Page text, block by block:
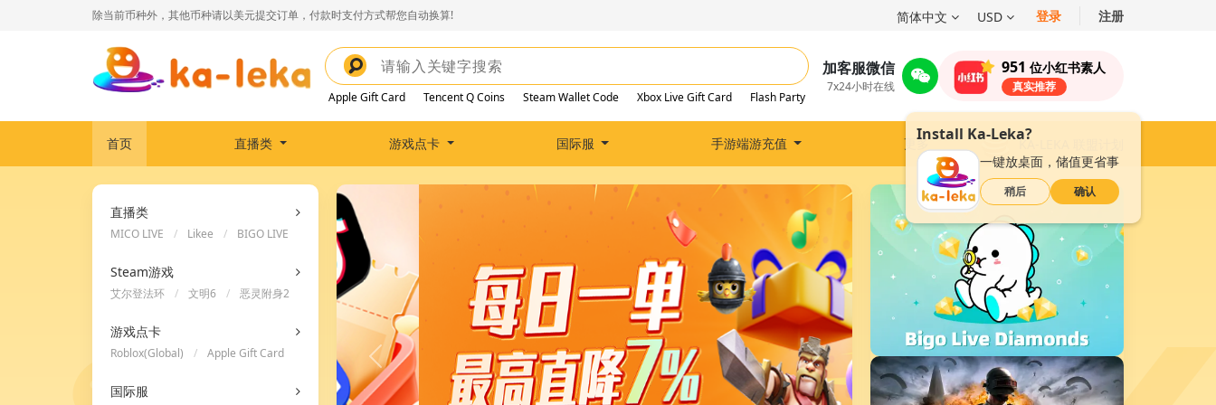
除当前币种外，其他币种请以美元提交订单，付款时支付方式帮您自动换算! 简体中文 USD 登录 注册
Apple Gift Card Tencent Q Coins Steam Wallet Code Xbox Live Gift Card Flash Party
加客服微信
7x24小时在线
Install Ka-Leka?
一键放桌面，储值更省事
稍后 确认
951 位小红书素人
真实推荐
首页 直播类 游戏点卡 国际服 手游端游充值 更多 KA-LEKA 联盟计划
直播类
MICO LIVE / Likee / BIGO LIVE
Steam游戏
艾尔登法环 / 文明6 / 恶灵附身2
游戏点卡
Roblox(Global) /
Apple Gift Card
国际服